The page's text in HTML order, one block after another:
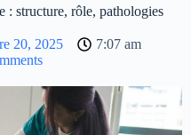
: structure, rôle, pathologies
20, 2025
7:07 am